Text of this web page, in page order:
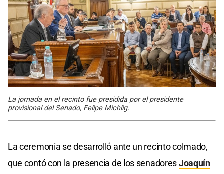
La jornada en el recinto fue presidida por el presidente
provisional del Senado, Felipe Michlig.
La ceremonia se desarrolló ante un recinto colmado,
que contó con la presencia de los senadoresJoaquín